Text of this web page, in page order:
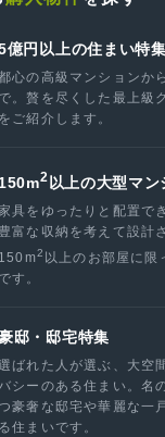
億円以上の住まい特集
心の高級マンションか
で。贅を尽くした最上級
をご紹介します。
150m2 以上の大型マ
具をゆったりと配置で
豊富な収納を考えて設計
150m2 以上のお部屋に限
です。
邸・邸宅特集
ばれた人が選ぶ、大空
シーのある住まい。名
豪奢な邸宅や華麗な一
る住まいです。